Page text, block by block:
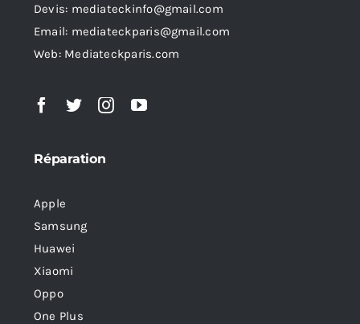
Devis: mediateckinfo@gmail.com
Email: mediateckparis@gmail.com
Web: Mediateckparis.com
Réparation
Apple
Samsung
Huawei
Xiaomi
Oppo
One Plus